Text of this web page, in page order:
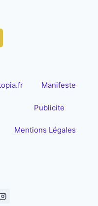
Manifeste
Publicite
Mentions Légales